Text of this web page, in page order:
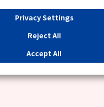
時 : 2022/04/01 00:00
管の一部を工事したいが、
by us with other data that you
they have collected from your
websites to analyse and optimise
by businesses other than us on the
please click "Reject All". If you agree
click "Accept All". To select your
consent or rejection settings at any
Settings"button on this banner or
For more information
to the link below.Cookies Details
Privacy Settings
Reject All
Accept All